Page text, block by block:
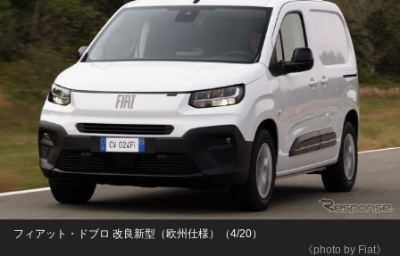
《photo by Fiat》
フィアット・ドブロ 改良新型（欧州仕様）（4/20）